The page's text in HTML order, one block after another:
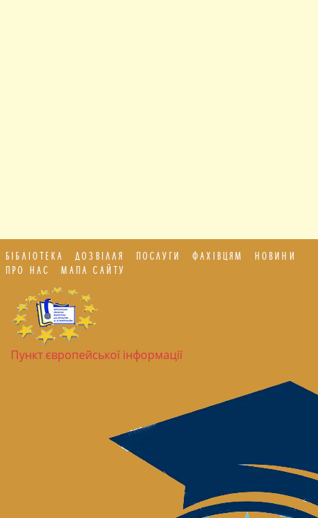
БІБЛІОТЕКА ДОЗВІЛЛЯ ПОСЛУГИ ФАХІВЦЯМ
НОВИНИ
ПРО НАС
МАПА САЙТУ
Пункт європейської інформації